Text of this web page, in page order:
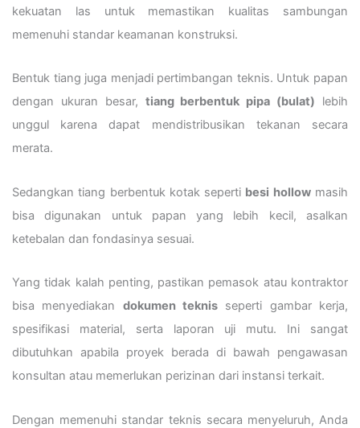
kekuatan las untuk memastikan kualitas sambungan
memenuhi standar keamanan konstruksi.
Bentuk tiang juga menjadi pertimbangan teknis. Untuk papan
dengan ukuran besar, tiang berbentuk pipa (bulat) lebih
unggul karena dapat mendistribusikan tekanan secara
merata.
Sedangkan tiang berbentuk kotak seperti besi hollowmasih
bisa digunakan untuk papan yang lebih kecil, asalkan
ketebalan dan fondasinya sesuai.
Yang tidak kalah penting, pastikan pemasok atau kontraktor
bisa menyediakan dokumen teknis seperti gambar kerja,
spesifikasi material, serta laporan uji mutu. Ini sangat
dibutuhkan apabila proyek berada di bawah pengawasan
konsultan atau memerlukan perizinan dari instansi terkait.
Dengan memenuhi standar teknis secara menyeluruh, Anda